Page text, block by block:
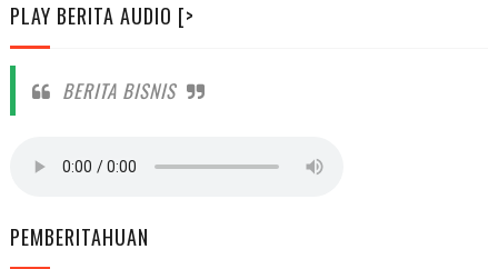
PLAY BERITA AUDIO [>
BERITA BISNIS
PEMBERITAHUAN